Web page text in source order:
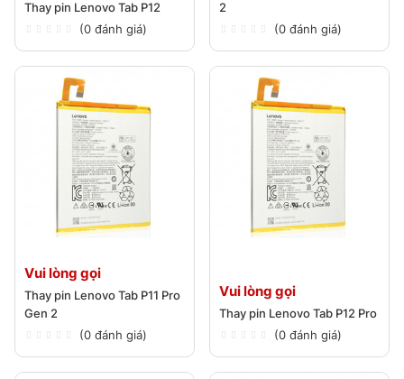
Thay pin Lenovo Tab P12
(0 đánh giá)
2
(0 đánh giá)
Vui lòng gọi
Thay pin Lenovo Tab P11 Pro
Gen 2
(0 đánh giá)
Vui lòng gọi
Thay pin Lenovo Tab P12 Pro
(0 đánh giá)